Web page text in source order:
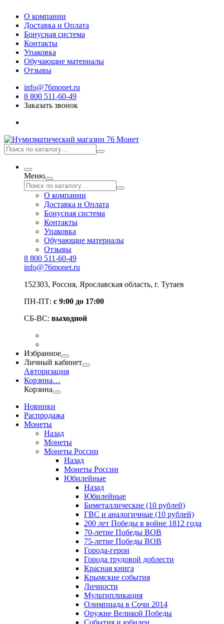
О компании
Доставка и Оплата
Бонусная система
Контакты
Упаковка
Обучающие материалы
Отзывы
info@76monet.ru
8 800 511-60-49
Заказать звонок
Меню
О компании
Доставка и Оплата
Бонусная система
Контакты
Упаковка
Обучающие материалы
Отзывы
8 800 511-60-49
info@76monet.ru
152303, Россия, Ярославская область, г. Тутаев
ПН-ПТ: с 9:00 до 17:00
СБ-ВС: выходной
Избранное
Личный кабинет
Авторизация
Корзина…
Корзина
Новинки
Распродажа
Монеты
Назад
Монеты
Монеты России
Назад
Монеты России
Юбилейные
Назад
Юбилейные
Биметаллические (10 рублей)
ГВС и аналогичные (10 рублей)
200 лет Победы в войне 1812 года
70-летие Победы ВОВ
75-летие Победы ВОВ
Города-герои
Города трудовой доблести
Красная книга
Крымские события
Личности
Мультипликация
Олимпиада в Сочи 2014
Оружие Великой Победы
События и юбилеи